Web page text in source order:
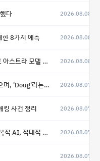
다 2026.08.08
한 8가지 예측 2026.08.08
모델 출시 연기 2026.08.08
더 큰 모델을 활발히 개발 중 2026.08.07
킹 사건 정리 2026.08.07
AI 둘 다 보게 될 것" 2026.08.07
2026.08.07